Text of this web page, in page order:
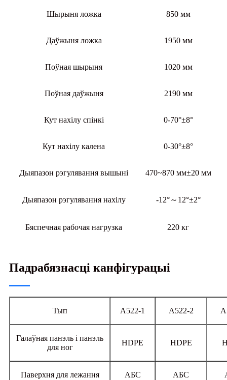
Шырыня ложка 850 мм
Даўжыня ложка 1950 мм
Поўная шырыня 1020 мм
Поўная даўжыня 2190 мм
Кут нахілу спінкі 0-70°±8°
Кут нахілу калена 0-30°±8°
Дыяпазон рэгулявання вышыні 470~870 мм±20 мм
Дыяпазон рэгулявання нахілу -12°～12°±2°
Бяспечная рабочая нагрузка 220 кг
Падрабязнасці канфігурацыі
Тып А522-1 А522-2
Галаўная панэль і панэль
для ног
HDPE HDPE
Паверхня для лежання АБС АБС